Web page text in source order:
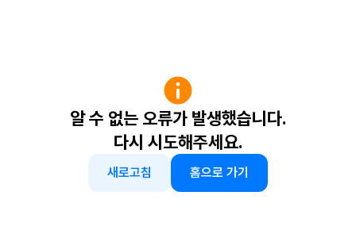
알 수 없는 오류가 발생했습니다.
다시 시도해주세요.
새로고침 홈으로 가기